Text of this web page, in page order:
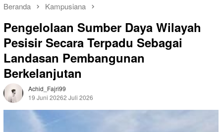
Beranda Kampusiana
Pengelolaan Sumber Daya Wilayah
Pesisir Secara Terpadu Sebagai
Landasan Pembangunan
Berkelanjutan
Achid_Fajri99
19 Juni 20262 Juli 2026